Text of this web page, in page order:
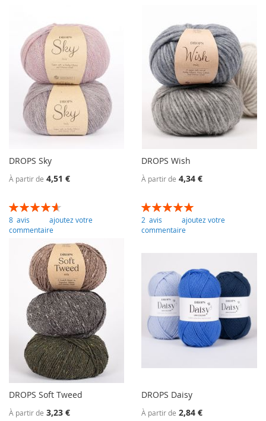
DROPS Sky
À partir de 4,51 €
Évaluation:
93
% of100
8 avis
ajoutez votre
commentaire
DROPS Wish
À partir de 4,34 €
Évaluation:
100
% of100
2 avis
ajoutez votre
commentaire
DROPS Soft Tweed
À partir de 3,23 €
DROPS Daisy
À partir de 2,84 €